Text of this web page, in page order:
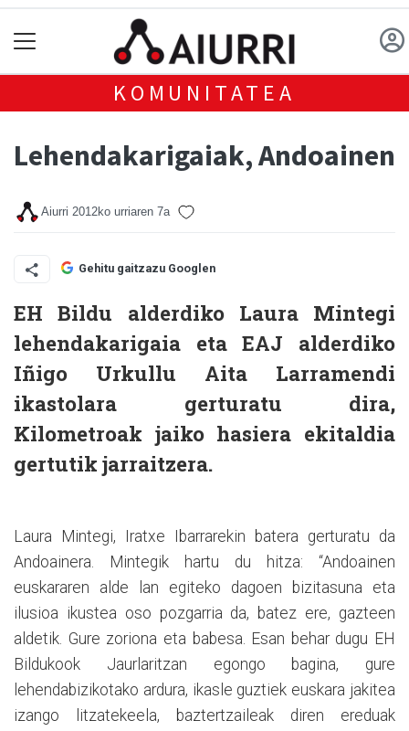
KOMUNITATEA
Lehendakarigaiak, Andoainen
Aiurri 2012ko urriaren 7a
Gehitu gaitzazu Googlen
EH Bildu alderdiko Laura Mintegi
lehendakarigaia eta EAJ alderdiko
Iñigo Urkullu Aita Larramendi
ikastolara gerturatu dira,
Kilometroak jaiko hasiera ekitaldia
gertutik jarraitzera.
Laura Mintegi, Iratxe Ibarrarekin batera gerturatu da
Andoainera. Mintegik hartu du hitza: “Andoainen
euskararen alde lan egiteko dagoen bizitasuna eta
ilusioa ikustea oso pozgarria da, batez ere, gazteen
aldetik. Gure zoriona eta babesa. Esan behar dugu EH
Bildukook Jaurlaritzan egongo bagina, gure
lehendabizikotako ardura, ikasle guztiek euskara jakitea
izango litzatekeela, baztertzaileak diren ereduak